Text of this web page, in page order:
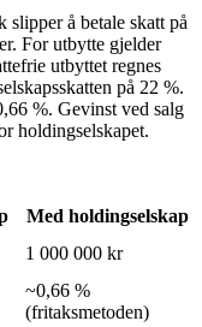
slipper å betale skatt på
For utbytte gjelder
utbyttet regnes
på 22 %.
%. Gevinst ved salg
holdingselskapet.
Med holdingselskap
1 000 000 kr
~0,66 %
(fritaksmetoden)